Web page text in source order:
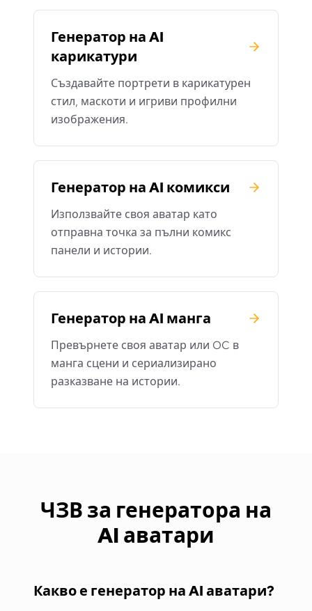
Генератор на AI
карикатури
Създавайте портрети в карикатурен
стил, маскоти и игриви профилни
изображения.
Генератор на AI комикси
Използвайте своя аватар като
отправна точка за пълни комикс
панели и истории.
Генератор на AI манга
Превърнете своя аватар или OC в
манга сцени и сериализирано
разказване на истории.
ЧЗВ за генератора на
AI аватари
Какво е генератор на AI аватари?